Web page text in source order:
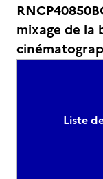
mixage de
Liste